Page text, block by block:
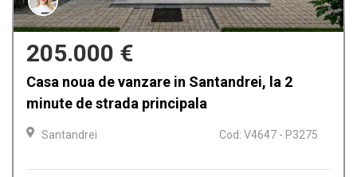
205.000 €
Casa noua de vanzare in Santandrei, la 2
minute de strada principala
Santandrei Cod: V4647 - P3275